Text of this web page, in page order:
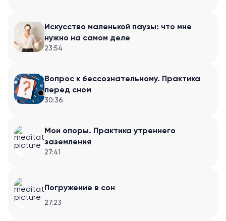
Искусство маленькой паузы: что мне
нужно на самом деле
23:54
Вопрос к бессознательному. Практика
перед сном
30:36
Мои опоры. Практика утреннего
заземления
27:41
Погружение в сон
27:23